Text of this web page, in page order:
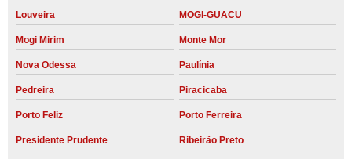
Louveira MOGI-GUACU
Mogi Mirim Monte Mor
Nova Odessa Paulínia
Pedreira Piracicaba
Porto Feliz Porto Ferreira
Presidente Prudente Ribeirão Preto